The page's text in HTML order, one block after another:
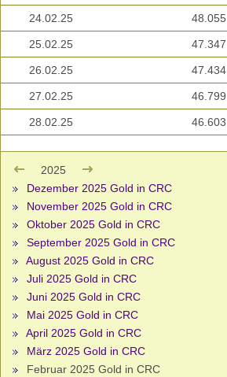
24.02.25 48.055
25.02.25 47.347
26.02.25 47.434
27.02.25 46.799
28.02.25 46.603
2025
Dezember 2025 Gold in CRC
November 2025 Gold in CRC
Oktober 2025 Gold in CRC
September 2025 Gold in CRC
August 2025 Gold in CRC
Juli 2025 Gold in CRC
Juni 2025 Gold in CRC
Mai 2025 Gold in CRC
April 2025 Gold in CRC
März 2025 Gold in CRC
Februar 2025 Gold in CRC